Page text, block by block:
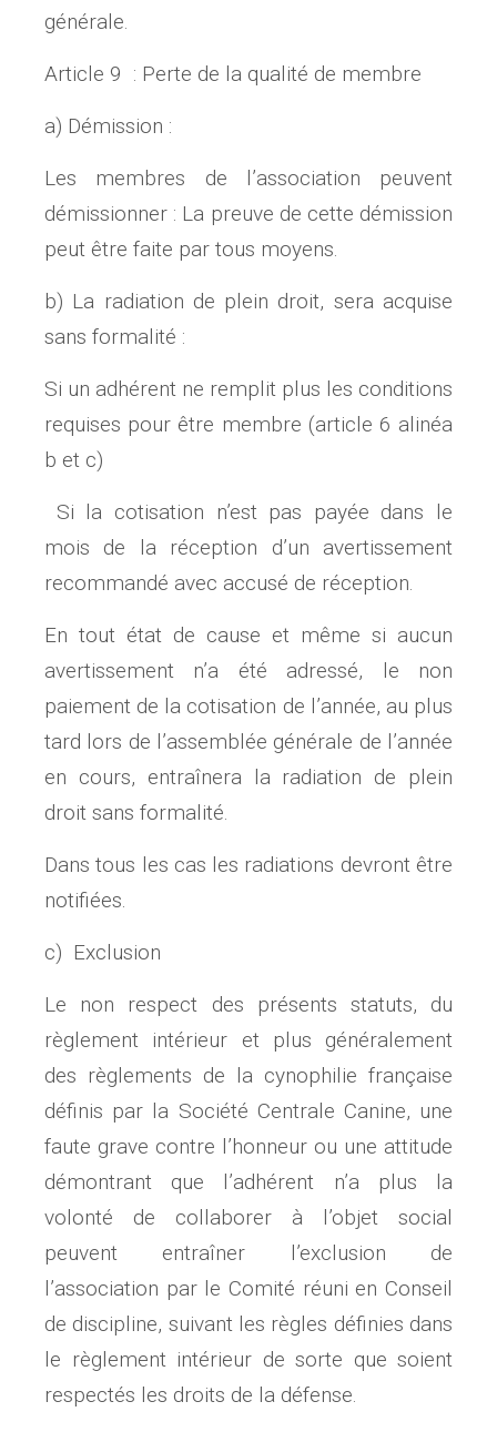
générale.
Article 9 : Perte de la qualité de membre
a) Démission :
Les membres de l’association peuvent
démissionner : La preuve de cette démission
peut être faite par tous moyens.
b) La radiation de plein droit, sera acquise
sans formalité :
Si un adhérent ne remplit plus les conditions
requises pour être membre (article 6 alinéa
b et c)
Si la cotisation n’est pas payée dans le
mois de la réception d’un avertissement
recommandé avec accusé de réception.
En tout état de cause et même si aucun
avertissement n’a été adressé, le non
paiement de la cotisation de l’année, au plus
tard lors de l’assemblée générale de l’année
en cours, entraînera la radiation de plein
droit sans formalité.
Dans tous les cas les radiations devront être
notifiées.
c) Exclusion
Le non respect des présents statuts, du
règlement intérieur et plus généralement
des règlements de la cynophilie française
définis par la Société Centrale Canine, une
faute grave contre l’honneur ou une attitude
démontrant que l’adhérent n’a plus la
volonté de collaborer à l’objet social
peuvent entraîner l’exclusion de
l’association par le Comité réuni en Conseil
de discipline, suivant les règles définies dans
le règlement intérieur de sorte que soient
respectés les droits de la défense.